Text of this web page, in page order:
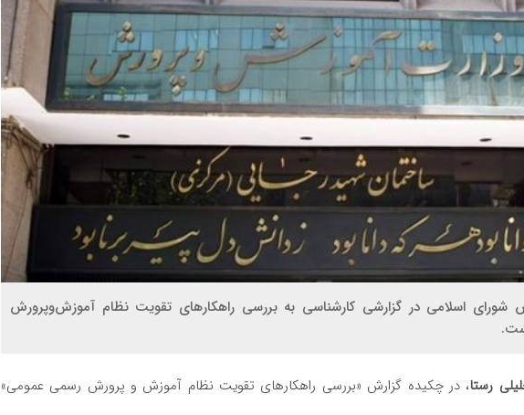
اسلامی در گزارشی کارشناسی به بررسی راهکارهای تقویت نظام آموزش‌وپرورش
رستا، در چکیده گزارش «بررسی راهکارهای تقویت نظام آموزش و پرورش رسمی عمومی»